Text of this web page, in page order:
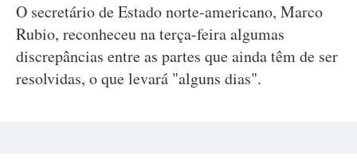
O secretário de Estado norte-americano, Marco
Rubio, reconheceu na terça-feira algumas
discrepâncias entre as partes que ainda têm de ser
resolvidas, o que levará "alguns dias".